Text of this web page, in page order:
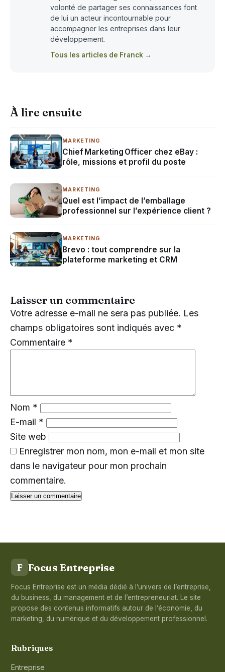
volonté de partager ses connaissances font
de lui un acteur incontournable pour
accompagner les entreprises dans leur
développement.
Tous les articles de Franck →
À lire ensuite
MARKETING
Chief Marketing Officer chez eBay :
rôle, missions et profil du poste
MARKETING
Quel est l’impact de l’emballage
professionnel sur l’expérience client ?
MARKETING
Brevo : tout comprendre sur la
plateforme marketing et CRM
Laisser un commentaire
Votre adresse e-mail ne sera pas publiée. Les
champs obligatoires sont indiqués avec *
Commentaire *
Nom *
E-mail *
Site web
Enregistrer mon nom, mon e-mail et mon site
dans le navigateur pour mon prochain
commentaire.
F Focus Entreprise
Focus Entreprise est un média dédié à l’univers de l’entreprise,
du business, du management et de l’entrepreneuriat. Le site
propose des contenus informatifs autour de l’économie, du
marketing, du numérique et du développement professionnel.
Rubriques
Entreprise